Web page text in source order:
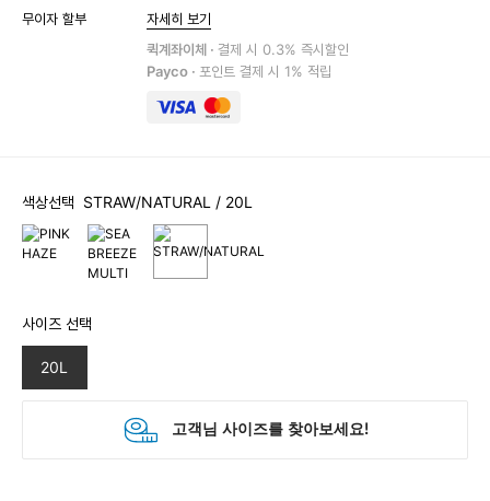
무이자 할부
자세히 보기
퀵계좌이체 · 결제 시 0.3% 즉시할인
Payco · 포인트 결제 시 1% 적립
색상선택 STRAW/NATURAL / 20L
사이즈 선택
20L